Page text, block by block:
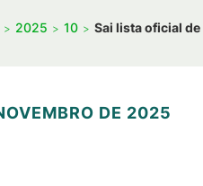
2025 10 Sai lista oficial
DE 2025